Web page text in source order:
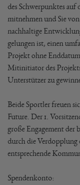
des Schwerpunktes
mitnehmen und Sie
nachhaltige
gelungen ist, einen
Projekt ohne
Mitinitiator des
Unterstützer zu
Beide Sportler freuen
Future. Der 1.
große Engagement der
durch die Verdopplung
entsprechende
Spendenkonto: